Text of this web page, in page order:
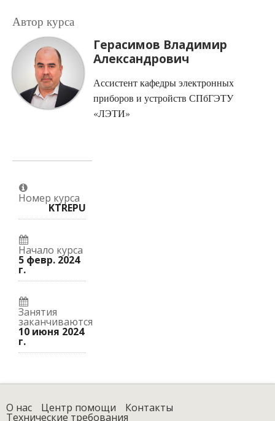
Автор курса
Герасимов Владимир
Александрович
Ассистент кафедры электронных
приборов и устройств СПбГЭТУ
«ЛЭТИ»
Номер курса
KTREPU
Начало курса
5 февр. 2024
г.
Занятия
заканчиваются
10 июня 2024
г.
О нас Центр помощи Контакты
Технические требования